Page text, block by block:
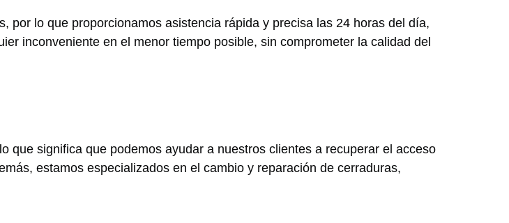
por lo que proporcionamos asistencia rápida y precisa las 24 horas del día,
inconveniente en el menor tiempo posible, sin comprometer la calidad del
que significa que podemos ayudar a nuestros clientes a recuperar el acceso
estamos especializados en el cambio y reparación de cerraduras,